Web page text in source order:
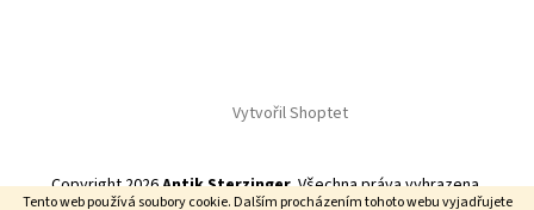
Tento web používá soubory cookie. Dalším procházením tohoto webu vyjadřujete
Vytvořil Shoptet
Copyright 2026Antik Sterzinger. Všechna práva vyhrazena.